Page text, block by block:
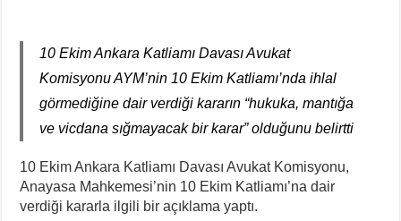
10 Ekim Ankara Katliamı Davası Avukat
Komisyonu AYM’nin 10 Ekim Katliamı’nda ihlal
görmediğine dair verdiği kararın “hukuka, mantığa
ve vicdana sığmayacak bir karar” olduğunu belirtti
10 Ekim Ankara Katliamı Davası Avukat Komisyonu,
Anayasa Mahkemesi’nin 10 Ekim Katliamı’na dair
verdiği kararla ilgili bir açıklama yaptı.